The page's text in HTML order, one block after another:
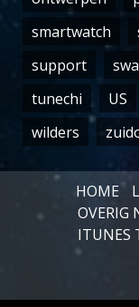
smartwatch
support
tunechi
US
wilders
HOME
OVERIG
ITUNES